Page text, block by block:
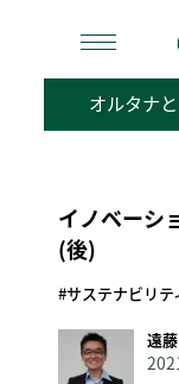
検
オルタナ
イノベーシ
(後)
#サステナビリテ